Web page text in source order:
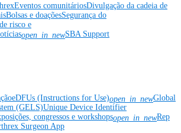
Eventos comunitáriosDivulgação da cadeia de
Bolsas e doaçõesSegurança do
risco e
open_in_newSBA Support
eDFUs (Instructions for Use)open_in_newGlobal
(GELS)Unique Device Identifier
congressos e workshopsopen_in_newRep
Surgeon App